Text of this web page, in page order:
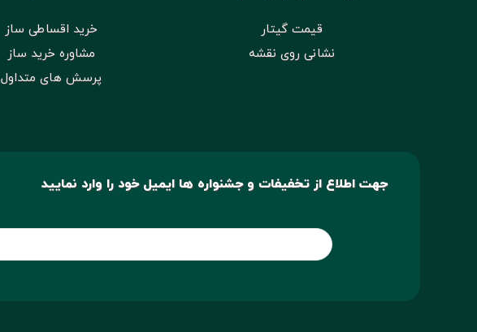
قیمت گیتار
نشانی روی نقشه
خرید اقساطی ساز
مشاوره خرید ساز
پرسش های متداول
جهت اطلاع از تخفیفات و جشنواره ها ایمیل خود را وارد نمایید